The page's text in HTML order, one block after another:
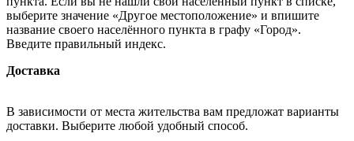
выберите значение «Другое местоположение» и впишите
название своего населённого пункта в графу «Город».
Введите правильный индекс.
Доставка
В зависимости от места жительства вам предложат варианты
доставки. Выберите любой удобный способ.